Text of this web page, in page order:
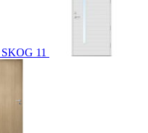
SKOG 11